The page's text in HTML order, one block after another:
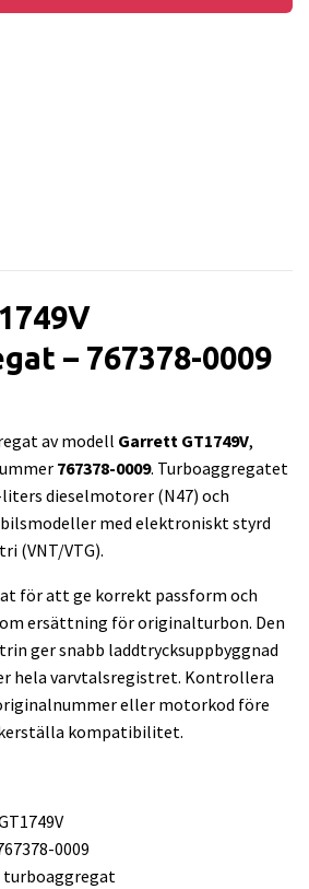
– 767378-0009
av modell Garrett GT1749V,
767378-0009. Turboaggregatet
liters dieselmotorer (N47) och
med elektroniskt styrd
(VNT/VTG).
för att ge korrekt passform och
ersättning för originalturbon. Den
ger snabb laddtrycksuppbyggnad
hela varvtalsregistret. Kontrollera
eller motorkod före
kompatibilitet.
0009
turboaggregat